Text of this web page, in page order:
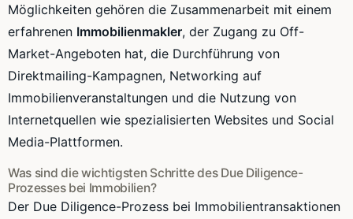
Möglichkeiten gehören die Zusammenarbeit mit einem
erfahrenen Immobilienmakler, der Zugang zu Off-
Market-Angeboten hat, die Durchführung von
Direktmailing-Kampagnen, Networking auf
Immobilienveranstaltungen und die Nutzung von
Internetquellen wie spezialisierten Websites und Social
Media-Plattformen.
Was sind die wichtigsten Schritte des Due Diligence-
Prozesses bei Immobilien?
Der Due Diligence-Prozess bei Immobilientransaktionen